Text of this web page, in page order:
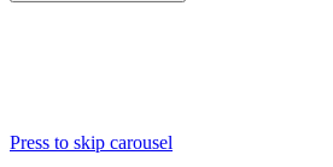
Press to skip carousel